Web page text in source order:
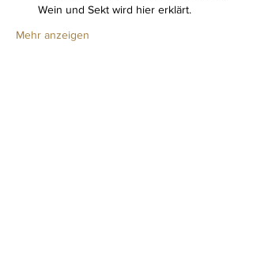
Wein und Sekt wird hier erklärt.
Mehr anzeigen